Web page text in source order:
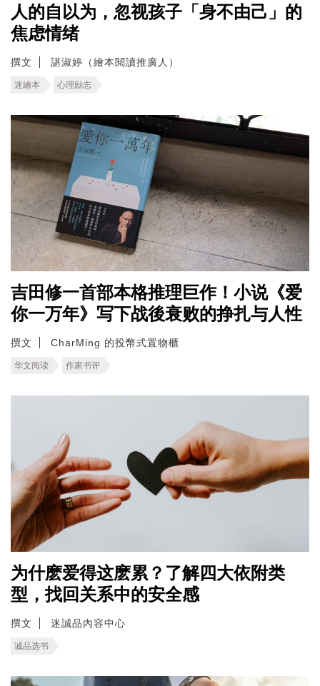
人的自以为，忽视孩子「身不由己」的
焦虑情绪
撰文 諶淑婷（繪本閱讀推廣人）
迷繪本 心理励志
吉田修一首部本格推理巨作！小说《爱
你一万年》写下战後衰败的挣扎与人性
撰文 CharMing 的投幣式置物櫃
华文阅读 作家书评
为什麽爱得这麽累？了解四大依附类
型，找回关系中的安全感
撰文 迷誠品內容中心
诚品选书